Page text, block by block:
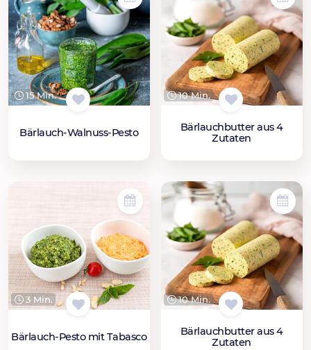
15 Min.
Bärlauch-Walnuss-Pesto
10 Min.
Bärlauchbutter aus 4
Zutaten
3 Min.
Bärlauch-Pesto mit Tabasco
10 Min.
Bärlauchbutter aus 4
Zutaten